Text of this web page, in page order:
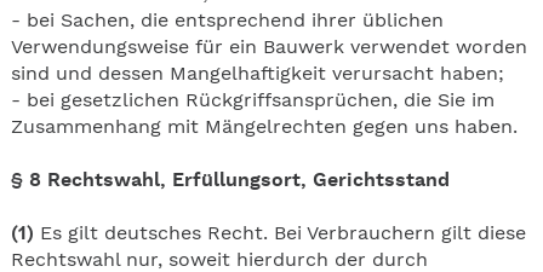
- bei Sachen, die entsprechend ihrer üblichen
Verwendungsweise für ein Bauwerk verwendet worden
sind und dessen Mangelhaftigkeit verursacht haben;
- bei gesetzlichen Rückgriffsansprüchen, die Sie im
Zusammenhang mit Mängelrechten gegen uns haben.
§ 8 Rechtswahl, Erfüllungsort, Gerichtsstand
(1) Es gilt deutsches Recht. Bei Verbrauchern gilt diese
Rechtswahl nur, soweit hierdurch der durch